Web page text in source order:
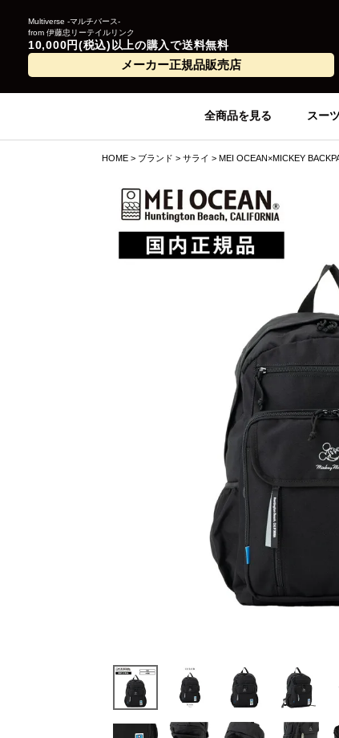
Multiverse -マルチバース-
from 伊藤忠リーテイルリンク
10,000円(税込)以上の購入で送料無料
メーカー正規品販売店
全商品を見る スー
HOME ブランド サライ MEI OCEAN×MICKEY